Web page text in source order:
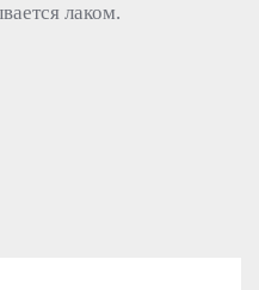
лаком.